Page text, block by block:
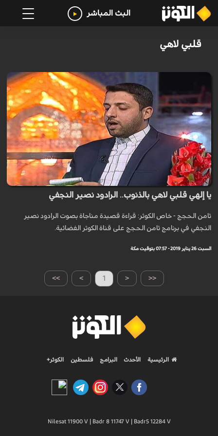
البث المباشر
قلبي لاهي
يا إلهي قلبي لاهي بالذنوب.. الرادود نصير النجفي
ثامن الحجج - خاص الكوثر: قراءة قصيدة مناجاة بصوت الرادود نصير
النجفي في برنامج ثامن الحجج على قناة الكوثر الفضائية.
السبت 26 يناير 2019 - 07:57 بتوقيت مكة
>> > 1 < <<
الرئيسية الأحدث البرامج فلسطين الكوثر+
Nilesat 11900 V | Badr 8 11747 V | Badr5 12284 V